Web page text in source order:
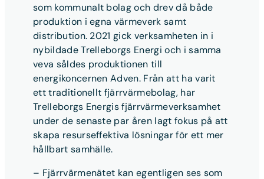
som kommunalt bolag och drev då både
produktion i egna värmeverk samt
distribution. 2021 gick verksamheten in i
nybildade Trelleborgs Energi och i samma
veva såldes produktionen till
energikoncernen Adven. Från att ha varit
ett traditionellt fjärrvärmebolag, har
Trelleborgs Energis fjärrvärmeverksamhet
under de senaste par åren lagt fokus på att
skapa resurseffektiva lösningar för ett mer
hållbart samhälle.
– Fjärrvärmenätet kan egentligen ses som